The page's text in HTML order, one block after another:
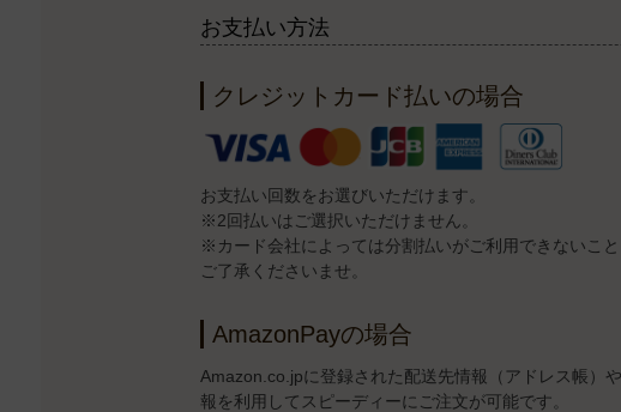
お支払い方法
クレジットカード払いの場合
お支払い回数をお選びいただけます。
※2回払いはご選択いただけません。
※カード会社によっては分割払いがご利用できないこ
ご了承くださいませ。
AmazonPayの場合
Amazon.co.jpに登録された配送先情報（アドレス帳）
報を利用してスピーディーにご注文が可能です。